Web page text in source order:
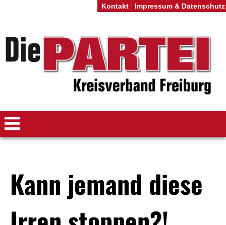
Kann jemand diese
Kontakt Impressum & Datenschutz